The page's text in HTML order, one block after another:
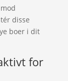
disse
boer i dit
for